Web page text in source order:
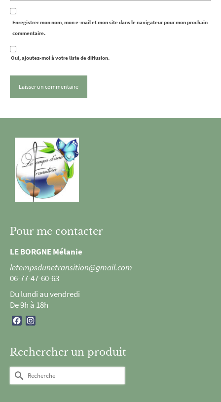
Enregistrer mon nom, mon e-mail et mon site dans le navigateur pour mon prochain
commentaire.
Oui, ajoutez-moi à votre liste de diffusion.
Pour me contacter
LE BORGNE Mélanie
letempsdunetransition@gmail.com
06-77-47-60-63
Du lundi au vendredi
De 9h à 18h
Facebook
Rechercher un produit
Rechercher :